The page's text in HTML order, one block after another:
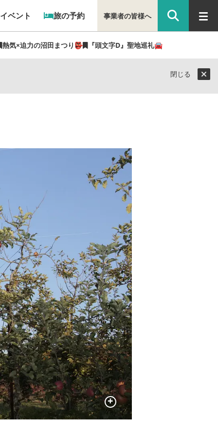
イベント 旅の予約
熱気×迫力の沼田まつり👺 『頭文字D』聖地巡礼🚘
事業者の皆様へ
閉じる